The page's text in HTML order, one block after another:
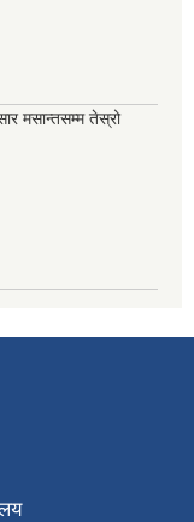
मसान्तसम्म तेस्रो